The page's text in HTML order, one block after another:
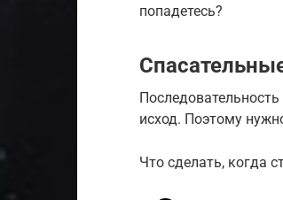
попадетесь?
исход. Поэтому
Что сделать, когда